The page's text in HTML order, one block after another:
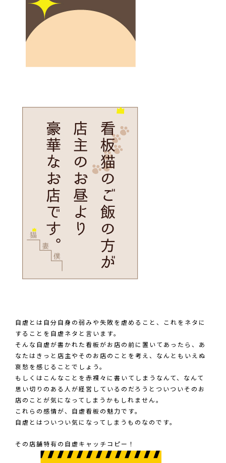
自虐とは自分自身の弱みや失敗を虐めること、これをネタに
することを自虐ネタと言います。
そんな自虐が書かれた看板がお店の前に置いてあったら、あ
なたはきっと店主やそのお店のことを考え、なんともいえぬ
哀愁を感じることでしょう。
もしくはこんなことを赤裸々に書いてしまうなんて、なんて
思い切りのある人が経営しているのだろうとついついそのお
店のことが気になってしまうかもしれません。
これらの感情が、自虐看板の魅力です。
自虐とはついつい気になってしまうものなのです。
その店舗特有の自虐キャッチコピー！